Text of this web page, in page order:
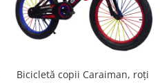
Bicicletă copii Caraiman, roți